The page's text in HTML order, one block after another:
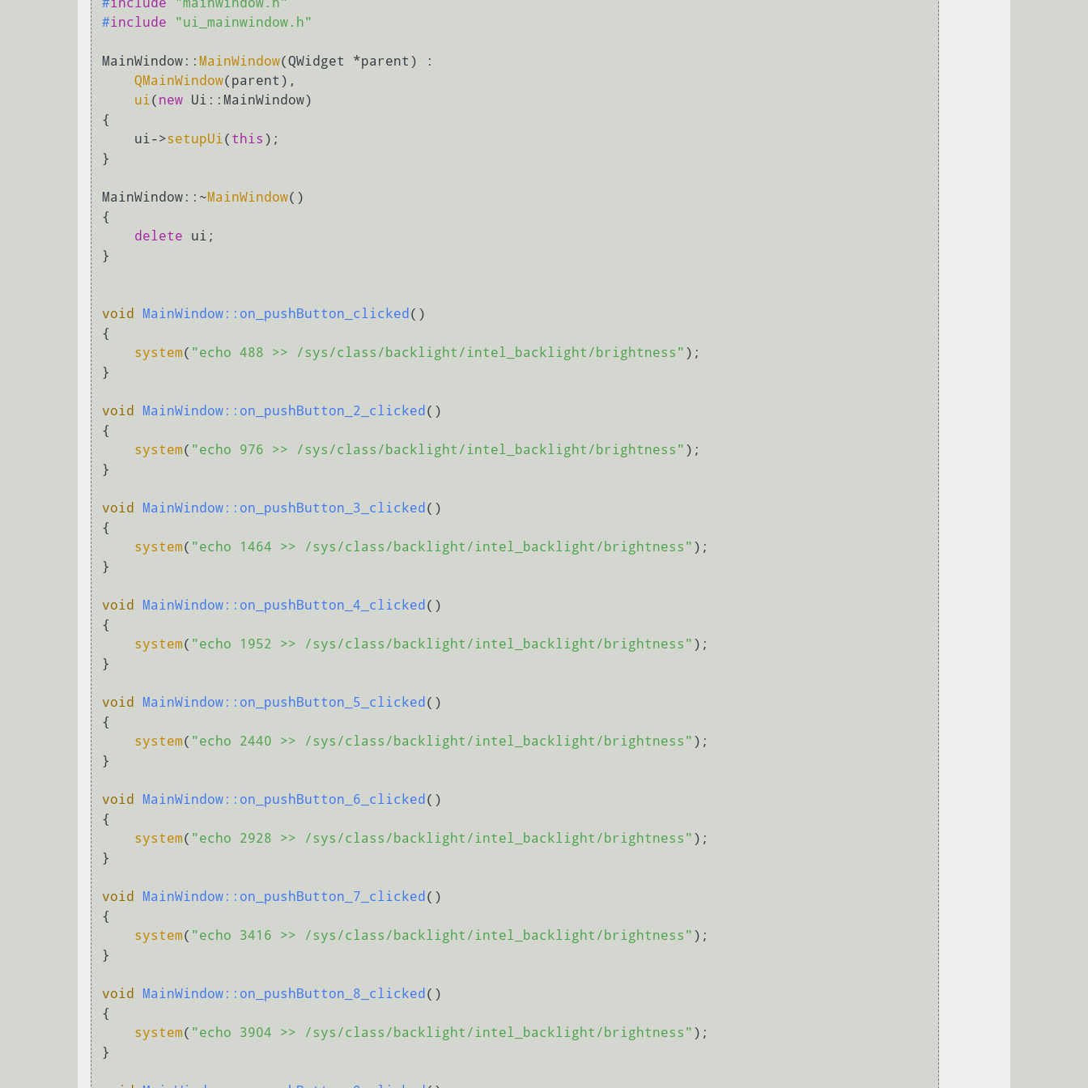
#include
"mainwindow.h"
#include "ui_mainwindow.h"
MainWindow:: MainWindow(QWidget *parent) :
QMainWindow(parent),
ui( new Ui::MainWindow)
{
    ui->
setupUi( this );
}
MainWindow::~MainWindow()
{
delete ui;
}
void MainWindow::on_pushButton_clicked ()
{
system( "echo 488 >> /sys/class/backlight/intel_backlight/brightness" );
}
void MainWindow::on_pushButton_2_clicked ()
{
system( "echo 976 >> /sys/class/backlight/intel_backlight/brightness" );
}
void MainWindow::on_pushButton_3_clicked ()
{
system( "echo 1464 >> /sys/class/backlight/intel_backlight/brightness" );
}
void MainWindow::on_pushButton_4_clicked ()
{
system( "echo 1952 >> /sys/class/backlight/intel_backlight/brightness" );
}
void MainWindow::on_pushButton_5_clicked ()
{
system( "echo 2440 >> /sys/class/backlight/intel_backlight/brightness" );
}
void MainWindow::on_pushButton_6_clicked ()
{
system( "echo 2928 >> /sys/class/backlight/intel_backlight/brightness" );
}
void MainWindow::on_pushButton_7_clicked ()
{
system( "echo 3416 >> /sys/class/backlight/intel_backlight/brightness" );
}
void MainWindow::on_pushButton_8_clicked ()
{
system( "echo 3904 >> /sys/class/backlight/intel_backlight/brightness" );
}